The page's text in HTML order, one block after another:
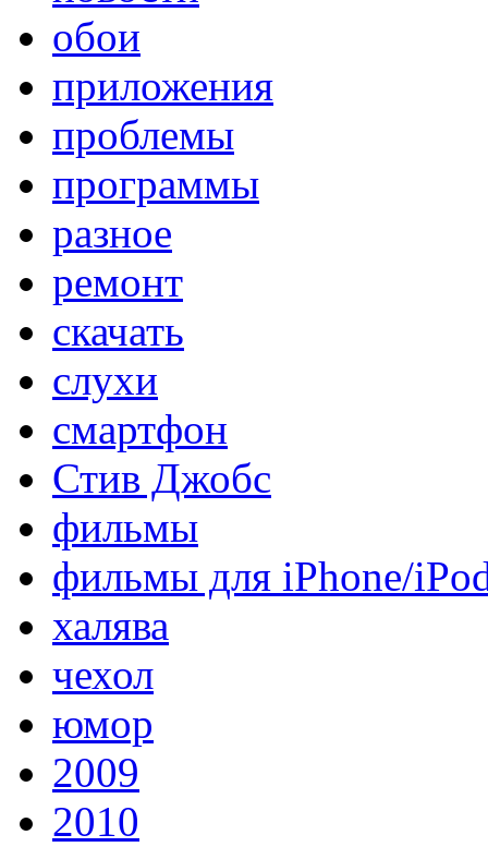
обои
приложения
проблемы
программы
разное
ремонт
скачать
слухи
смартфон
Стив Джобс
фильмы
фильмы для iPhone/
халява
чехол
юмор
2009
2010